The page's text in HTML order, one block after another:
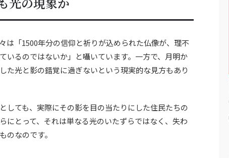
は「1500年分の信仰と祈りが込められた仏像が、理不
いるのではないか」と囁いています。一方で、月明か
た光と影の錯覚に過ぎないという現実的な見方もあり
しても、実際にその影を目の当たりにした住民たちの
にとって、それは単なる光のいたずらではなく、失わ
のなのです。